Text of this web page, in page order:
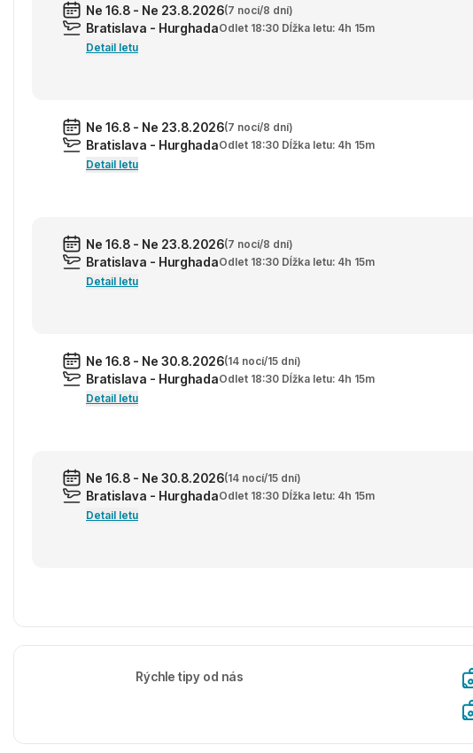
Ne 16.8 - Ne 23.8.2026(7 nocí/8 dní)
Bratislava - HurghadaOdlet 18:30 Dĺžka letu: 4h 15m
Detail letu
Ne 16.8 - Ne 23.8.2026(7 nocí/8 dní)
Bratislava - HurghadaOdlet 18:30 Dĺžka letu: 4h 15m
Detail letu
Ne 16.8 - Ne 23.8.2026(7 nocí/8 dní)
Bratislava - HurghadaOdlet 18:30 Dĺžka letu: 4h 15m
Detail letu
Ne 16.8 - Ne 30.8.2026(14 nocí/15 dní)
Bratislava - HurghadaOdlet 18:30 Dĺžka letu: 4h 15m
Detail letu
Ne 16.8 - Ne 30.8.2026(14 nocí/15 dní)
Bratislava - HurghadaOdlet 18:30 Dĺžka letu: 4h 15m
Detail letu
Rýchle tipy od nás